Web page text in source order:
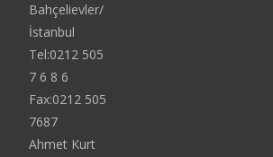
Bahçelievler/
İstanbul
Tel:0212 505
7 6 8 6
Fax:0212 505
7687
Ahmet Kurt